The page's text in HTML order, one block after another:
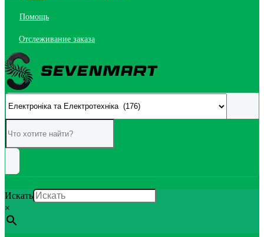
Помощь
Отслеживание заказа
Искать
×